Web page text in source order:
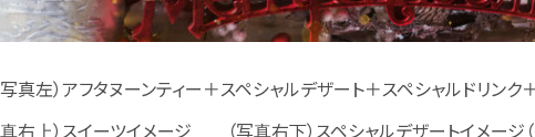
真左）アフタヌーンティー＋スペシャルデザート＋スペシャルドリ
真右上）スイーツイメージ （写真右下）スペシャルデザートイメー